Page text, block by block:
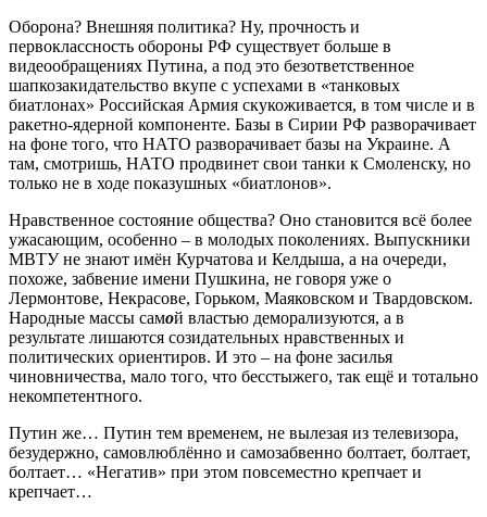
Оборона? Внешняя политика? Ну, прочность и
первоклассность обороны РФ существует больше в
видеообращениях Путина, а под это безответственное
шапкозакидательство вкупе с успехами в «танковых
биатлонах» Российская Армия скукоживается, в том числе и в
ракетно-ядерной компоненте. Базы в Сирии РФ разворачивает
на фоне того, что НАТО разворачивает базы на Украине. А
там, смотришь, НАТО продвинет свои танки к Смоленску, но
только не в ходе показушных «биатлонов».
Нравственное состояние общества? Оно становится всё более
ужасающим, особенно – в молодых поколениях. Выпускники
МВТУ не знают имён Курчатова и Келдыша, а на очереди,
похоже, забвение имени Пушкина, не говоря уже о
Лермонтове, Некрасове, Горьком, Маяковском и Твардовском.
Народные массы самой властью деморализуются, а в
результате лишаются созидательных нравственных и
политических ориентиров. И это – на фоне засилья
чиновничества, мало того, что бесстыжего, так ещё и тотально
некомпетентного.
Путин же… Путин тем временем, не вылезая из телевизора,
безудержно, самовлюблённо и самозабвенно болтает, болтает,
болтает… «Негатив» при этом повсеместно крепчает и
крепчает…